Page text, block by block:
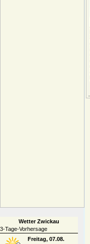
Wetter Zwickau
3-Tage-Vorhersage
Freitag, 07.08.